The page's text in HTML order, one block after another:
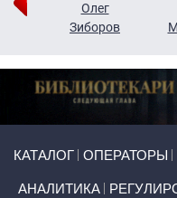
Олег
Зиборов
КАТАЛОГ ОПЕРАТОРЫ
АНАЛИТИКА